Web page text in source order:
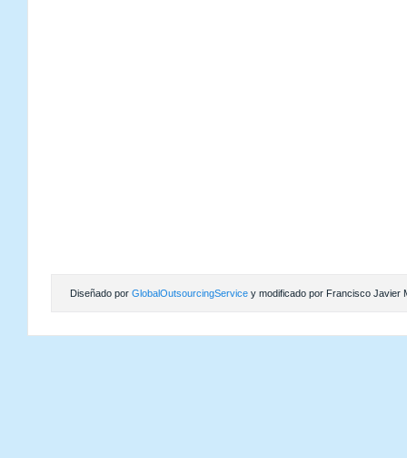
Diseñado por GlobalOutsourcingService y modificado por Francisco Javier